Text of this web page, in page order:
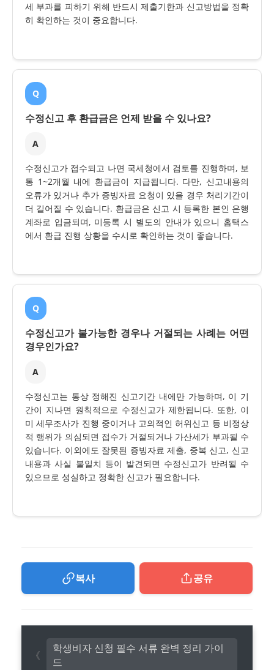
세 부과를 피하기 위해 반드시 제출기한과 신고방법을 정확
히 확인하는 것이 중요합니다.
Q
수정신고 후 환급금은 언제 받을 수 있나요?
A
수정신고가 접수되고 나면 국세청에서 검토를 진행하며, 보
통 1~2개월 내에 환급금이 지급됩니다. 다만, 신고내용의
오류가 있거나 추가 증빙자료 요청이 있을 경우 처리기간이
더 길어질 수 있습니다. 환급금은 신고 시 등록한 본인 은행
계좌로 입금되며, 미등록 시 별도의 안내가 있으니 홈택스
에서 환급 진행 상황을 수시로 확인하는 것이 좋습니다.
Q
수정신고가 불가능한 경우나 거절되는 사례는 어떤
경우인가요?
A
수정신고는 통상 정해진 신고기간 내에만 가능하며, 이 기
간이 지나면 원칙적으로 수정신고가 제한됩니다. 또한, 이
미 세무조사가 진행 중이거나 고의적인 허위신고 등 비정상
적 행위가 의심되면 접수가 거절되거나 가산세가 부과될 수
있습니다. 이외에도 잘못된 증빙자료 제출, 중복 신고, 신고
내용과 사실 불일치 등이 발견되면 수정신고가 반려될 수
있으므로 성실하고 정확한 신고가 필요합니다.
복사 공유
학생비자 신청 필수 서류 완벽 정리 가이
드